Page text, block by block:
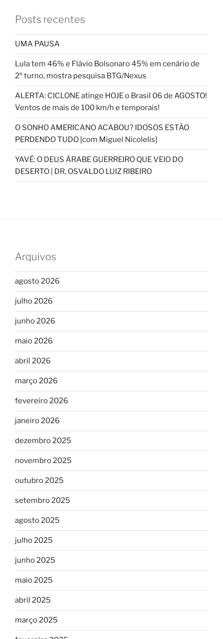
Posts recentes
UMA PAUSA
Lula tem 46% e Flávio Bolsonaro 45% em cenário de
2º turno, mostra pesquisa BTG/Nexus
ALERTA: CICLONE atinge HOJE o Brasil 06 de AGOSTO!
Ventos de mais de 100 km/h e temporais!
O SONHO AMERICANO ACABOU? IDOSOS ESTÃO
PERDENDO TUDO [com Miguel Nicolelis]
YAVÉ: O DEUS ÁRABE GUERREIRO QUE VEIO DO
DESERTO | DR. OSVALDO LUIZ RIBEIRO
Arquivos
agosto 2026
julho 2026
junho 2026
maio 2026
abril 2026
março 2026
fevereiro 2026
janeiro 2026
dezembro 2025
novembro 2025
outubro 2025
setembro 2025
agosto 2025
julho 2025
junho 2025
maio 2025
abril 2025
março 2025